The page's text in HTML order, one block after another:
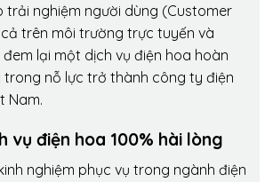
trải nghiệm người dùng (Customer
trên môi trường trực tuyến và
lại một dịch vụ điện hoa hoàn
trong nỗ lực trở thành công ty điện
Nam.
vụ điện hoa 100% hài lòng
nghiệm phục vụ trong ngành điện